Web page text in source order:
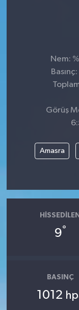
Nem:
Görüş
Amasra
HISSEDILEN
9°
BASINÇ
1012